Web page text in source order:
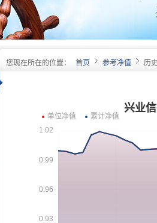
您现在所在的位置： 首页 参考净值 历